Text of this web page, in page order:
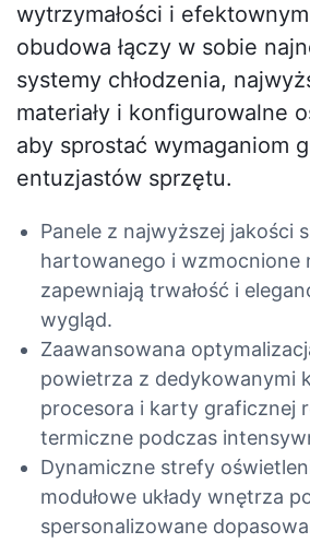
wytrzymałości i
obudowa łączy w sobie
systemy chłodzenia,
materiały i konfigurowalne
aby sprostać wymaganiom
entuzjastów sprzętu.
Panele z najwyższej jakości
hartowanego i wzmocnione
zapewniają trwałość i
wygląd.
Zaawansowana
powietrza z dedykowanymi
procesora i karty graficznej
termiczne podczas
Dynamiczne strefy
modułowe układy wnętrza
spersonalizowane